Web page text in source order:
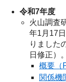
令和7年度
火山調査
年1月17
りました
日修正）。
概要（
関係機